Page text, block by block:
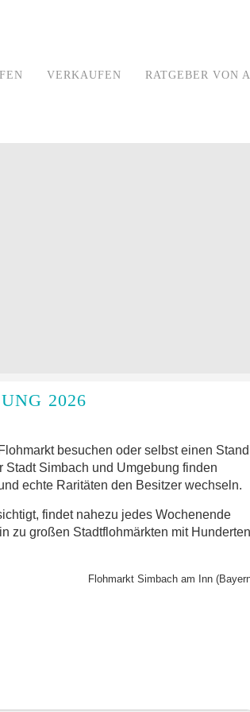
VERKAUFEN RATGEBER VON
2026
besuchen oder selbst einen Stand
Stadt Simbach und Umgebung finden
echte Raritäten den Besitzer wechseln.
findet nahezu jedes Wochenende
zu großen Stadtflohmärkten mit Hunderten
Flohmarkt Simbach am Inn